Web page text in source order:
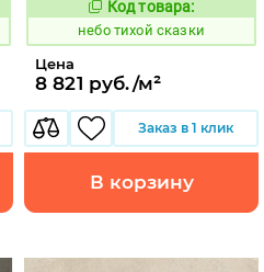
1122090
Код товара:
небо тихой сказки
Цена
8 821 руб./м²
Заказ в 1 клик
В корзину